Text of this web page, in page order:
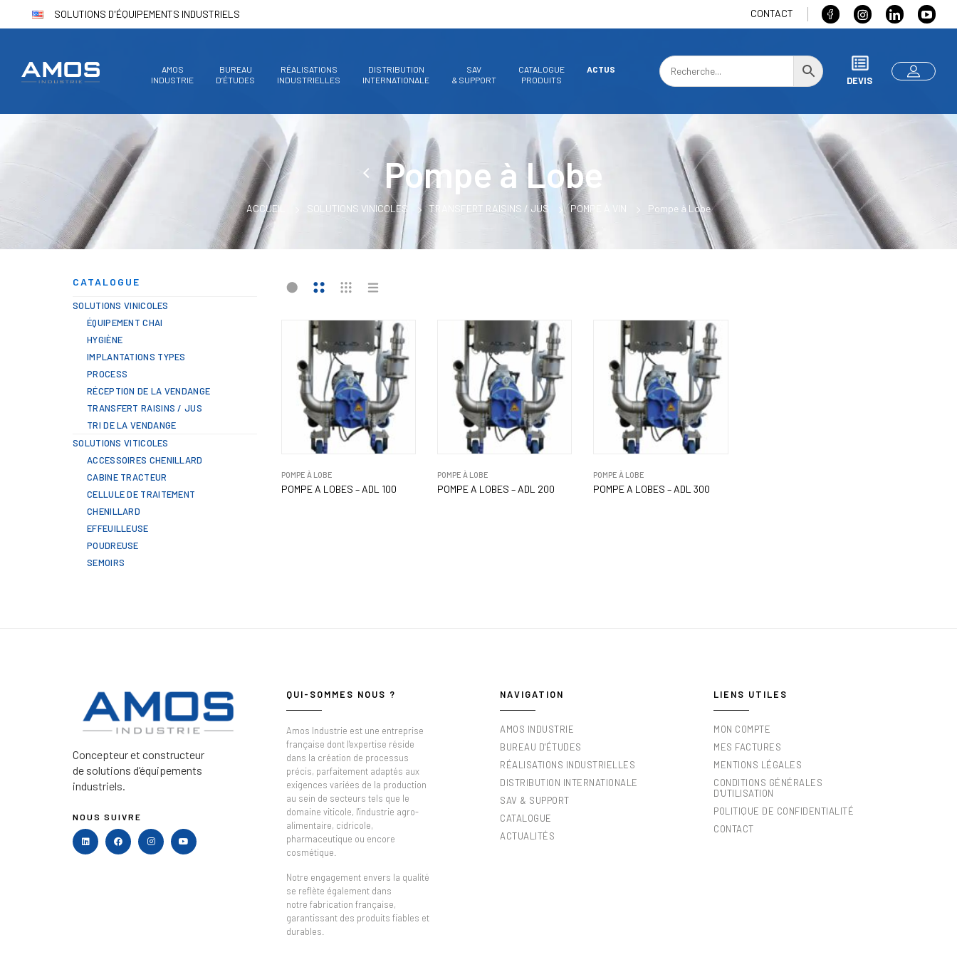
SOLUTIONS D'ÉQUIPEMENTS INDUSTRIELS CONTACT
AMOS
INDUSTRIE
BUREAU
D’ÉTUDES
RÉALISATIONS
INDUSTRIELLES
DISTRIBUTION
INTERNATIONALE
SAV
& SUPPORT
CATALOGUE
PRODUITS
ACTUS
DEVIS
Pompe à Lobe
ACCUEIL SOLUTIONS VINICOLES TRANSFERT RAISINS / JUS POMPE À VIN Pompe à Lobe
CATALOGUE
SOLUTIONS VINICOLES
ÉQUIPEMENT CHAI
HYGIÈNE
IMPLANTATIONS TYPES
PROCESS
RÉCEPTION DE LA VENDANGE
TRANSFERT RAISINS / JUS
TRI DE LA VENDANGE
SOLUTIONS VITICOLES
ACCESSOIRES CHENILLARD
CABINE TRACTEUR
CELLULE DE TRAITEMENT
CHENILLARD
EFFEUILLEUSE
POUDREUSE
SEMOIRS
POMPE À LOBE
POMPE A LOBES – ADL 100
POMPE À LOBE
POMPE A LOBES – ADL 200
POMPE À LOBE
POMPE A LOBES – ADL 300
Concepteur et constructeur
de solutions d’équipements
industriels.
NOUS SUIVRE
QUI-SOMMES NOUS ?
Amos Industrie est une entreprise
française dont l'expertise réside
dans la création de processus
précis, parfaitement adaptés aux
exigences variées de la production
au sein de secteurs tels que le
domaine viticole, l'industrie agro-
alimentaire, cidricole,
pharmaceutique ou encore
cosmétique.
Notre engagement envers la qualité
se reflète également dans
notre fabrication française,
garantissant des produits fiables et
durables.
NAVIGATION
AMOS INDUSTRIE
BUREAU D'ÉTUDES
RÉALISATIONS INDUSTRIELLES
DISTRIBUTION INTERNATIONALE
SAV & SUPPORT
CATALOGUE
ACTUALITÉS
LIENS UTILES
MON COMPTE
MES FACTURES
MENTIONS LÉGALES
CONDITIONS GÉNÉRALES
D'UTILISATION
POLITIQUE DE CONFIDENTIALITÉ
CONTACT